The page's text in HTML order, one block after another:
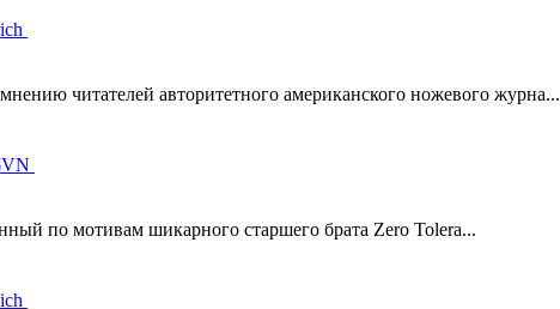
читателей авторитетного американского ножевого журна...
по мотивам шикарного старшего брата Zero Tolera...